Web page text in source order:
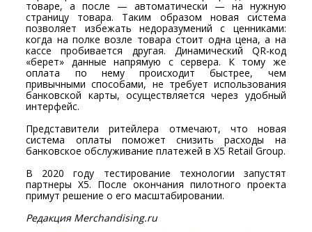
товаре, а после — автоматически — на нужную
страницу товара. Таким образом новая система
позволяет избежать недоразумений с ценниками:
когда на полке возле товара стоит одна цена, а на
кассе пробивается другая. Динамический QR-код
«берет» данные напрямую с сервера. К тому же
оплата по нему происходит быстрее, чем
привычными способами, не требует использования
банковской карты, осуществляется через удобный
интерфейс.
Представители ритейлера отмечают, что новая
система оплаты поможет снизить расходы на
банковское обслуживание платежей в Х5 Retail Group.
В 2020 году тестирование технологии запустят
партнеры Х5. После окончания пилотного проекта
примут решение о его масштабировании.
Редакция Merchandising.ru